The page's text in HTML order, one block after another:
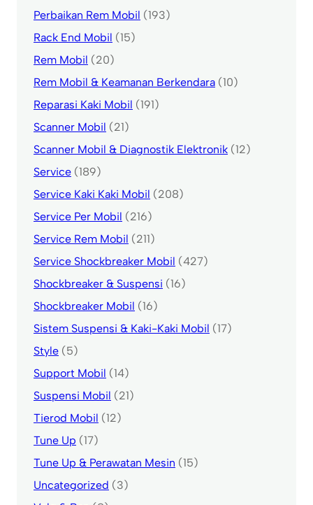
Perbaikan Rem Mobil (193)
Rack End Mobil (15)
Rem Mobil (20)
Rem Mobil & Keamanan Berkendara (10)
Reparasi Kaki Mobil (191)
Scanner Mobil (21)
Scanner Mobil & Diagnostik Elektronik (12)
Service (189)
Service Kaki Kaki Mobil (208)
Service Per Mobil (216)
Service Rem Mobil (211)
Service Shockbreaker Mobil (427)
Shockbreaker & Suspensi (16)
Shockbreaker Mobil (16)
Sistem Suspensi & Kaki-Kaki Mobil (17)
Style (5)
Support Mobil (14)
Suspensi Mobil (21)
Tierod Mobil (12)
Tune Up (17)
Tune Up & Perawatan Mesin (15)
Uncategorized (3)